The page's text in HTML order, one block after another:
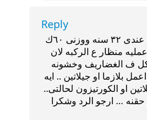
Reply
دكتور انا عندى ٣٢ سنه ووزنى ٦٠ك
منظار ع الركبه لان
ف الغضاريف وخشونه
بلازما او جيلاتين .. ايه
او الكورتيزون لحالتى..
… ارجو الرد وشكرا